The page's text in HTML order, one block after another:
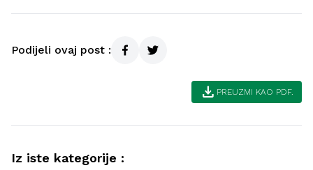
Podijeli ovaj post :
download PREUZMI KAO PDF.
Iz iste kategorije :